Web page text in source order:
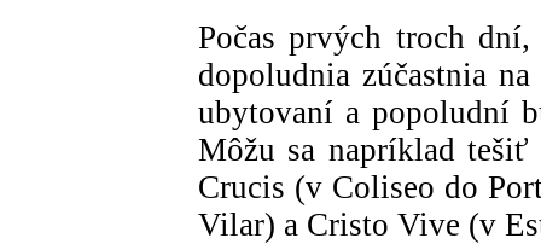
Počas prvých troch
dopoludnia zúčastnia
ubytovaní a popoludní
Môžu sa napríklad
Crucis (v Coliseo do
Vilar) a Cristo Vive (v